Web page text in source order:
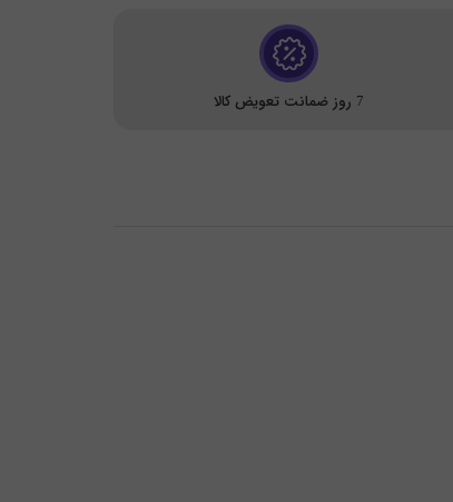
7 روز ضمانت تعویض کالا